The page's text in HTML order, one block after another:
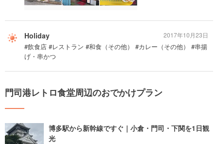
Holiday
#飲食店 #レストラン #和食（その他） #カレー（その他） #串揚
げ・串かつ
2017年10月23日
門司港レトロ食堂周辺のおでかけプラン
博多駅から新幹線ですぐ｜小倉・門司・下関を1日観
光